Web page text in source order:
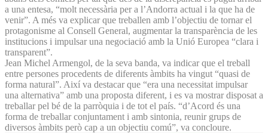
a una entesa, “molt necessària per a l’Andorra actual i la que ha de
venir”. A més va explicar que treballen amb l’objectiu de tornar el
protagonisme al Consell General, augmentar la transparència de les
institucions i impulsar una negociació amb la Unió Europea “clara i
transparent”.
Jean Michel Armengol, de la seva banda, va indicar que el treball
entre persones procedents de diferents àmbits ha vingut “quasi de
forma natural”. Així va destacar que “era una necessitat impulsar
una alternativa” amb una proposta diferent, i es va mostrar disposat a
treballar pel bé de la parròquia i de tot el país. “d’Acord és una
forma de treballar conjuntament i amb sintonia, reunir grups de
diversos àmbits però cap a un objectiu comú”, va concloure.